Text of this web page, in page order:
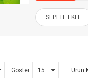
SEPETE EKLE
Göster: Ürün